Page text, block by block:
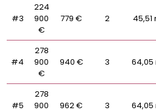
#3
224
900
€
779 € 2 45,51
#4
278
900
€
940 € 3 64,05
#5
278
900
962 € 3 64,05